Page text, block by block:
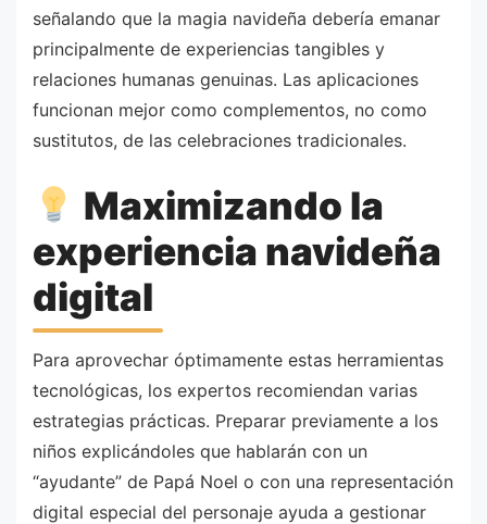
señalando que la magia navideña debería emanar
principalmente de experiencias tangibles y
relaciones humanas genuinas. Las aplicaciones
funcionan mejor como complementos, no como
sustitutos, de las celebraciones tradicionales.
Maximizando la
experiencia navideña
digital
Para aprovechar óptimamente estas herramientas
tecnológicas, los expertos recomiendan varias
estrategias prácticas. Preparar previamente a los
niños explicándoles que hablarán con un
“ayudante” de Papá Noel o con una representación
digital especial del personaje ayuda a gestionar